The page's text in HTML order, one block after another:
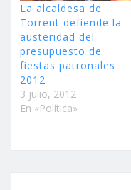
La alcaldesa de
Torrent defiende la
austeridad del
presupuesto de
fiestas patronales
3 julio, 2012
En «Política»